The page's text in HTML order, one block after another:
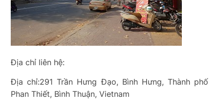
Địa chỉ liên hệ:
Địa chỉ:291 Trần Hưng Đạo, Bình Hưng, Thành phố
Phan Thiết, Bình Thuận, Vietnam